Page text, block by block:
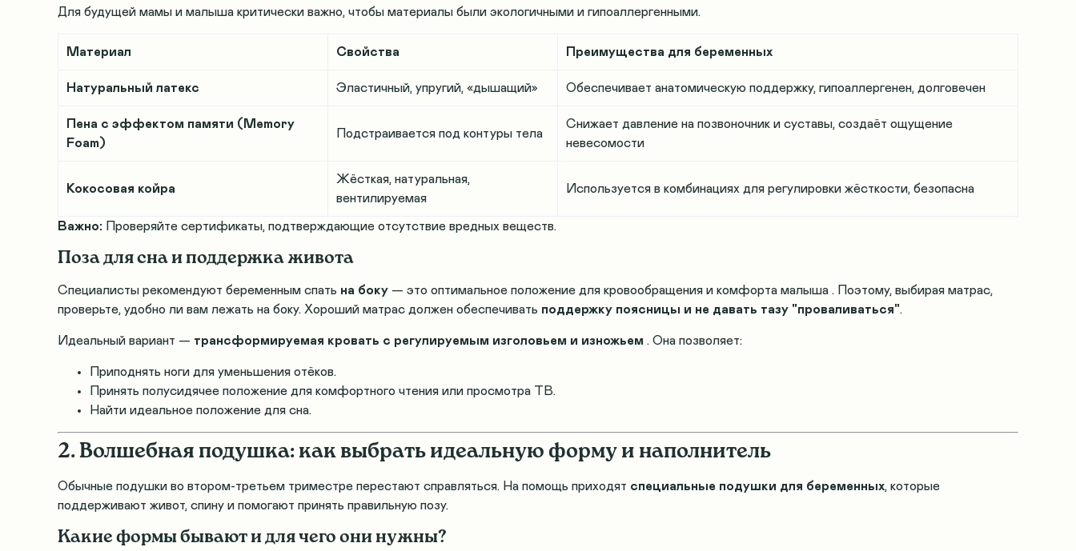
Для будущей мамы и малыша критически важно, чтобы материалы были экологичными и гипоаллергенными.
Материал Свойства Преимущества для беременных
Натуральный латекс Эластичный, упругий, «дышащий» Обеспечивает анатомическую поддержку, гипоаллергенен, долговечен
Пена с эффектом памяти (Memory
Foam)
Подстраивается под контуры тела
Снижает давление на позвоночник и суставы, создаёт ощущение
невесомости
Кокосовая койра
Жёсткая, натуральная,
вентилируемая
Используется в комбинациях для регулировки жёсткости, безопасна
Важно: Проверяйте сертификаты, подтверждающие отсутствие вредных веществ.
Поза для сна и поддержка живота
Специалисты рекомендуют беременным спать на боку — это оптимальное положение для кровообращения и комфорта малыша . Поэтому, выбирая матрас,
проверьте, удобно ли вам лежать на боку. Хороший матрас должен обеспечивать поддержку поясницы и не давать тазу "проваливаться".
Идеальный вариант — трансформируемая кровать с регулируемым изголовьем и изножьем . Она позволяет:
Приподнять ноги для уменьшения отёков.
Принять полусидячее положение для комфортного чтения или просмотра ТВ.
Найти идеальное положение для сна.
2. Волшебная подушка: как выбрать идеальную форму и наполнитель
Обычные подушки во втором-третьем триместре перестают справляться. На помощь приходят специальные подушки для беременных, которые
поддерживают живот, спину и помогают принять правильную позу.
Какие формы бывают и для чего они нужны?